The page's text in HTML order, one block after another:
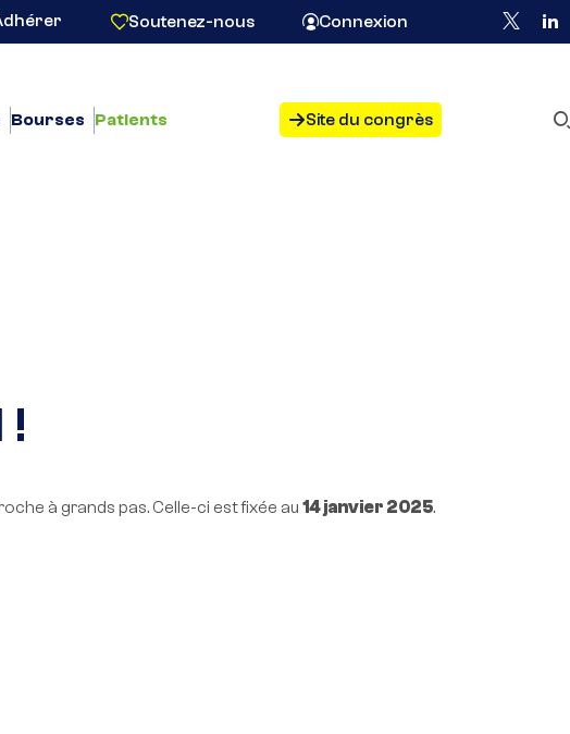
Soutenez-nous Connexion
Bourses Patients Site du congrès
à grands pas. Celle-ci est fixée au 14 janvier 2025.